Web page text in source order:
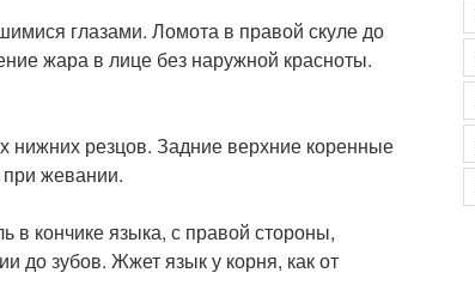
глазами. Ломота в правой скуле до
жара в лице без наружной красноты.
нижних резцов. Задние верхние коренные
жевании.
в кончике языка, с правой стороны,
до зубов. Жжет язык у корня, как от